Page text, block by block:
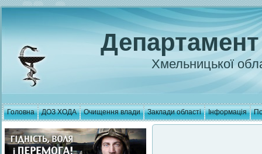
Хмельницької
Головна ДОЗ ХОДА Очищення влади Заклади області Інформація